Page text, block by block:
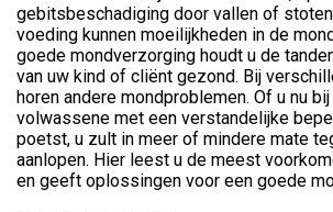
gebitsbeschadiging door vallen of
voeding kunnen moeilijkheden in de
goede mondverzorging houdt u de
van uw kind of cliënt gezond. Bij
horen andere mondproblemen. Of u nu
volwassene met een verstandelijke
poetst, u zult in meer of mindere mate
aanlopen. Hier leest u de meest
en geeft oplossingen voor een goede